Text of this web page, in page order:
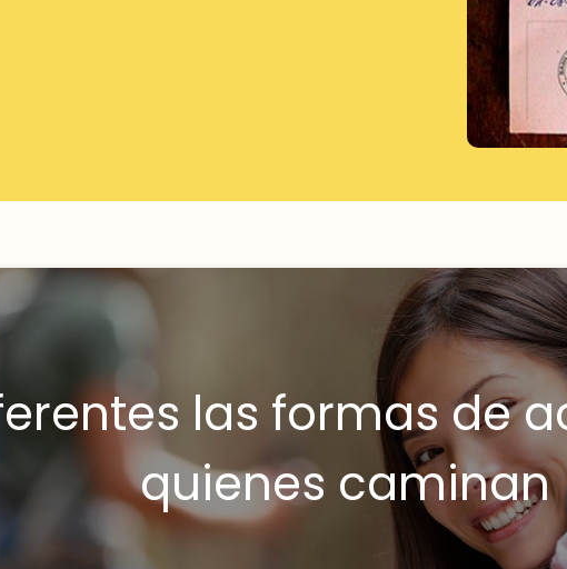
las formas de
quienes caminan